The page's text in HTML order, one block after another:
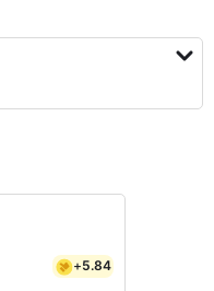
+5.84